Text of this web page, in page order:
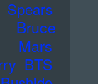
Bruce
BTS